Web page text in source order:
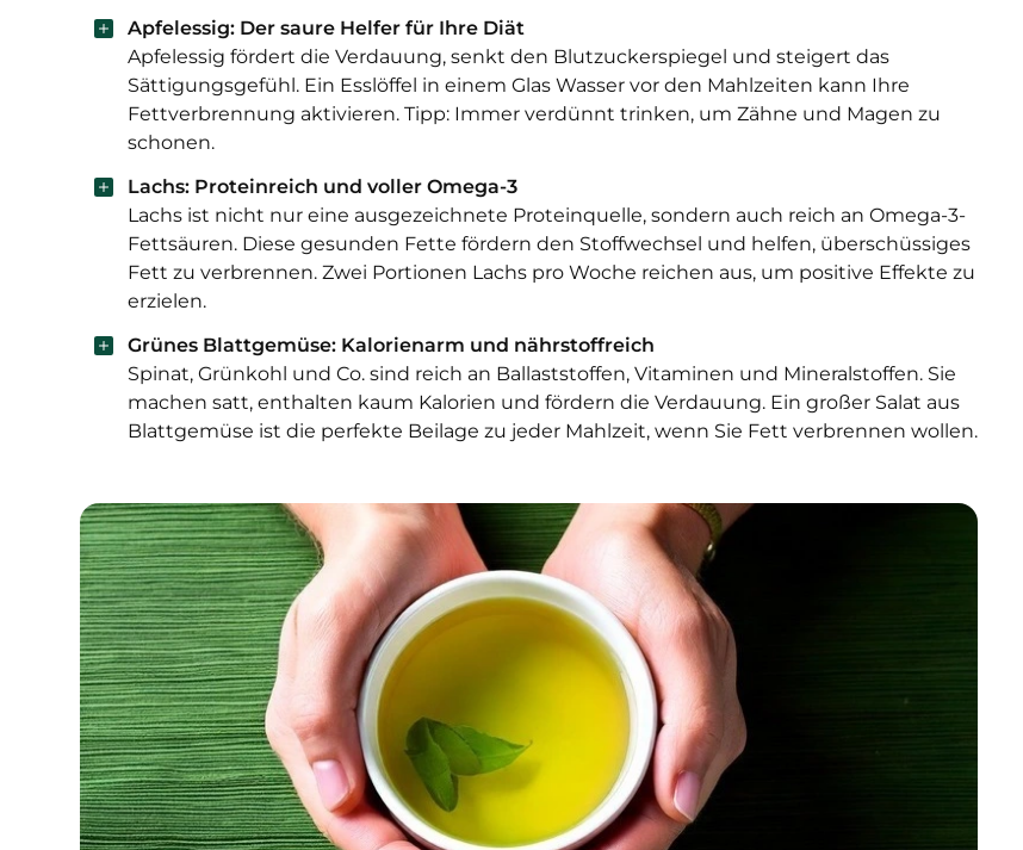
Apfelessig: Der saure Helfer für Ihre Diät
Apfelessig fördert die Verdauung, senkt den Blutzuckerspiegel und steigert das
Sättigungsgefühl. Ein Esslöffel in einem Glas Wasser vor den Mahlzeiten kann Ihre
Fettverbrennung aktivieren. Tipp: Immer verdünnt trinken, um Zähne und Magen zu
schonen.
Lachs: Proteinreich und voller Omega-3
Lachs ist nicht nur eine ausgezeichnete Proteinquelle, sondern auch reich an Omega-3-
Fettsäuren. Diese gesunden Fette fördern den Stoffwechsel und helfen, überschüssiges
Fett zu verbrennen. Zwei Portionen Lachs pro Woche reichen aus, um positive Effekte zu
erzielen.
Grünes Blattgemüse: Kalorienarm und nährstoffreich
Spinat, Grünkohl und Co. sind reich an Ballaststoffen, Vitaminen und Mineralstoffen. Sie
machen satt, enthalten kaum Kalorien und fördern die Verdauung. Ein großer Salat aus
Blattgemüse ist die perfekte Beilage zu jeder Mahlzeit, wenn Sie Fett verbrennen wollen.